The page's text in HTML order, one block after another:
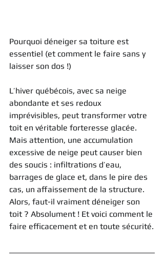
Pourquoi déneiger sa toiture est
essentiel (et comment le faire sans y
laisser son dos !)
L’hiver québécois, avec sa neige
abondante et ses redoux
imprévisibles, peut transformer votre
toit en véritable forteresse glacée.
Mais attention, une accumulation
excessive de neige peut causer bien
des soucis : infiltrations d’eau,
barrages de glace et, dans le pire des
cas, un affaissement de la structure.
Alors, faut-il vraiment déneiger son
toit ? Absolument ! Et voici comment le
faire efficacement et en toute sécurité.